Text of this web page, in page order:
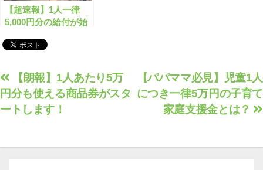
【超速報】1人一律
5,000円分の給付が始
投
稿
ナ
ゲ
【パパママ必見】児童1人
につき一律5万円の子育て
家庭支援金とは？
【朗報】1人あたり5万
円分も使える商品券がスタ
ートします！